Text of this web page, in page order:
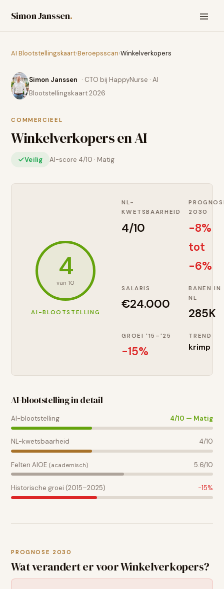
Simon Janssen.
AI Blootstellingskaart›Beroepsscan›Winkelverkopers
Simon Janssen · CTO bij HappyNurse · AI
Blootstellingskaart 2026
COMMERCIEEL
Winkelverkopersen AI
Veilig AI-score 4/10 · Matig
4
van 10
AI-BLOOTSTELLING
NL-
KWETSBAARHEID
4/10
2030
-8%
tot
-6%
SALARIS
€24.000
BANEN IN
NL
285K
GROEI '15–'25
-15%
TREND
krimp
AI-blootstelling in detail
AI-blootstelling 4/10 — Matig
NL-kwetsbaarheid 4/10
Felten AIOE (academisch) 5.6/10
Historische groei (2015–2025) -15%
PROGNOSE 2030
Wat verandert er voorWinkelverkopers?